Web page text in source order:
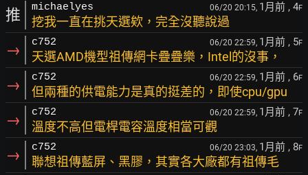
推 michaelyes 06/20 20:15, 1月前 , 4F
挖我一直在挑天選欸，完全沒聽說過
→ c752 06/20 22:59, 1月前 , 5F
天選AMD機型祖傳網卡疊疊樂，Intel的沒事，
→ c752 06/20 22:59, 1月前 , 6F
但兩種的供電能力是真的挺差的，即使cpu/gpu
→ c752 06/20 22:59, 1月前 , 7F
溫度不高但電桿電容溫度相當可觀
→ c752 06/20 23:03, 1月前 , 8F
聯想祖傳藍屏、黑膠，其實各大廠都有祖傳毛